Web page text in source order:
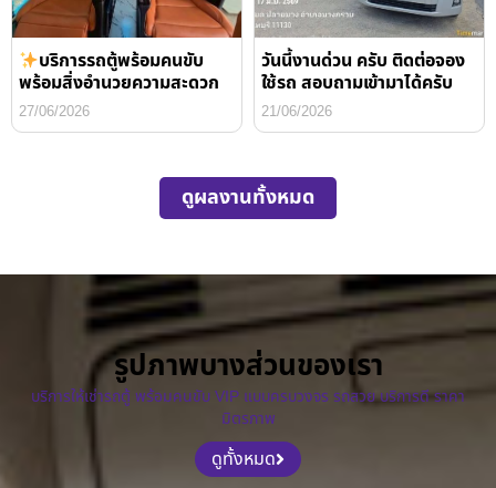
บริการรถตู้พร้อมคนขับ
พร้อมสิ่งอำนวยความสะดวก
27/06/2026
วันนี้งานด่วน ครับ ติดต่อจอง
ใช้รถ สอบถามเข้ามาได้ครับ
21/06/2026
ดูผลงานทั้งหมด
รูปภาพบางส่วนของเรา
บริการให้เช่ารถตู้ พร้อมคนขับ VIP แบบครบวงจร รถสวย บริการดี ราคา
มิตรภาพ
ดูทั้งหมด